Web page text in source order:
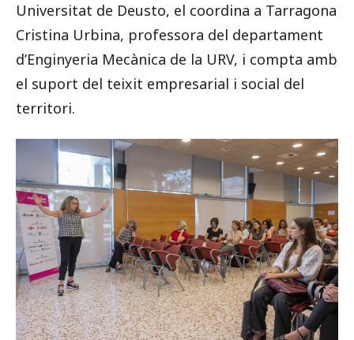
Universitat de Deusto, el coordina a Tarragona
Cristina Urbina, professora del departament
d’Enginyeria Mecànica de la URV, i compta amb
el suport del teixit empresarial i social del
territori.